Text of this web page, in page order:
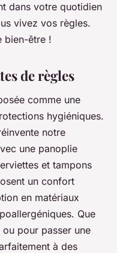
dans votre quotidien
vivez vos règles.
bien-être !
de règles
comme une
hygiéniques.
notre
une panoplie
et tampons
un confort
en matériaux
Que
pour passer une
à des